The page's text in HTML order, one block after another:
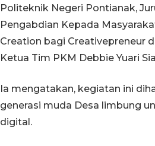
Politeknik Negeri Pontianak,
Pengabdian Kepada
Creation bagi Creativepreneur
Ketua Tim PKM Debbie Yuari
Ia mengatakan, kegiatan ini
generasi muda Desa limbung
digital.